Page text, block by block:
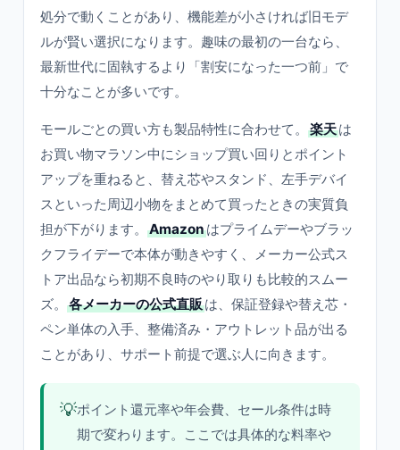
処分で動くことがあり、機能差が小さければ旧モデ
ルが賢い選択になります。趣味の最初の一台なら、
最新世代に固執するより「割安になった一つ前」で
十分なことが多いです。
モールごとの買い方も製品特性に合わせて。 楽天は
お買い物マラソン中にショップ買い回りとポイント
アップを重ねると、替え芯やスタンド、左手デバイ
スといった周辺小物をまとめて買ったときの実質負
担が下がります。
Amazonはプライムデーやブラッ
クフライデーで本体が動きやすく、メーカー公式ス
トア出品なら初期不良時のやり取りも比較的スムー
ズ。
各メーカーの公式直販は、保証登録や替え芯・
ペン単体の入手、整備済み・アウトレット品が出る
ことがあり、サポート前提で選ぶ人に向きます。
💡ポイント還元率や年会費、セール条件は時
期で変わります。ここでは具体的な料率や